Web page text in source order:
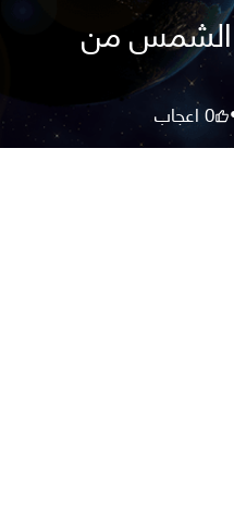
الشمس من
0اعجاب